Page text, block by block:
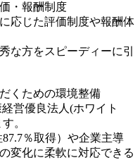
・報酬制度
応じた評価制度や報酬体
な方をスピーディーに引
くための環境整備
営優良法人(ホワイト
。
％取得）や企業主導
変化に柔軟に対応できる